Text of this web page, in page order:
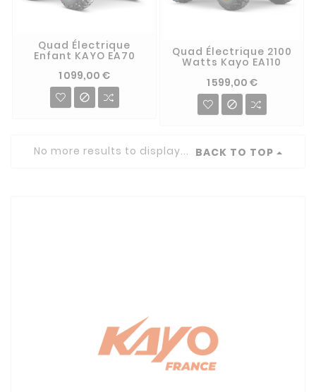
Quad Électrique
Enfant KAYO EA70
1 099,00 €

Quad Électrique 2100
Watts Kayo EA110
1 599,00 €

No more results to display... BACK TO TOP